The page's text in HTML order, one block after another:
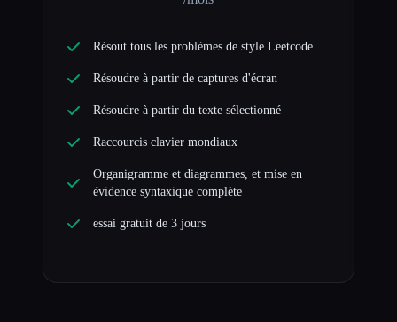
Résout tous les problèmes de style Leetcode
Résoudre à partir de captures d'écran
Résoudre à partir du texte sélectionné
Raccourcis clavier mondiaux
Organigramme et diagrammes, et mise en
évidence syntaxique complète
essai gratuit de 3 jours